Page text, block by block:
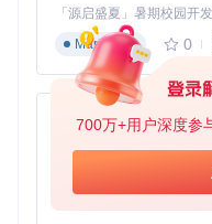
700万+用户深度参
GPT方案更适合新电脑
更好，适合旧电脑。
操作系统的安装需求。
步骤3：开始制作并等待
确认所有设置无误后，
口，提示将格式化U盘
状态条中显示，根据U盘
-15分钟。
Markdown
0
py-xiaozhi
Python
0